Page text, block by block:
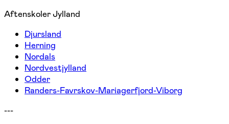
Aftenskoler Jylland
Djursland
Herning
Nordals
Nordvestjylland
Odder
Randers-Favrskov-Mariagerfjord-Viborg
---